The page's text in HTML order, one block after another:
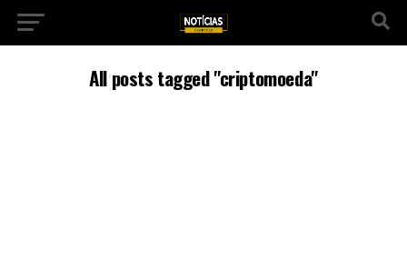
All posts tagged "criptomoeda"